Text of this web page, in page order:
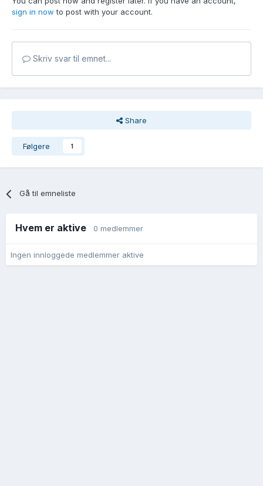
sign in now to post with your account.
Skriv svar til emnet...
Share
Følgere 1
Gå til emneliste
Hvem er aktive 0 medlemmer
Ingen innloggede medlemmer aktive